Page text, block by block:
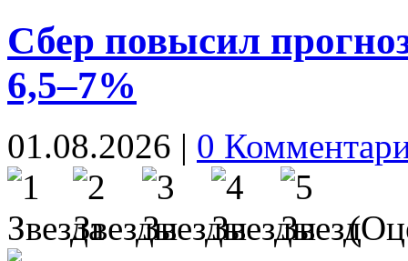
Сбер повысил
6,5–7%
01.08.2026 | 0